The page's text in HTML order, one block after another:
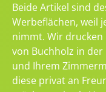
Beide Artikel sind
Werbeflächen, weil
nimmt. Wir drucken
von Buchholz in
und Ihrem
diese privat an